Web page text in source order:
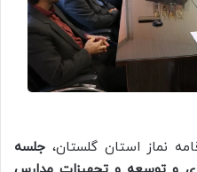
نماز استان گلستان، جلسه